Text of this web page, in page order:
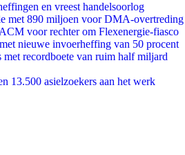
en vreest handelsoorlog
met 890 miljoen voor DMA-overtreding
voor rechter om Flexenergie-fiasco
nieuwe invoerheffing van 50 procent
recordboete van ruim half miljard
13.500 asielzoekers aan het werk